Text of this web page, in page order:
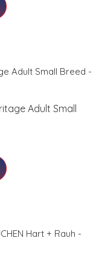
Adult Small